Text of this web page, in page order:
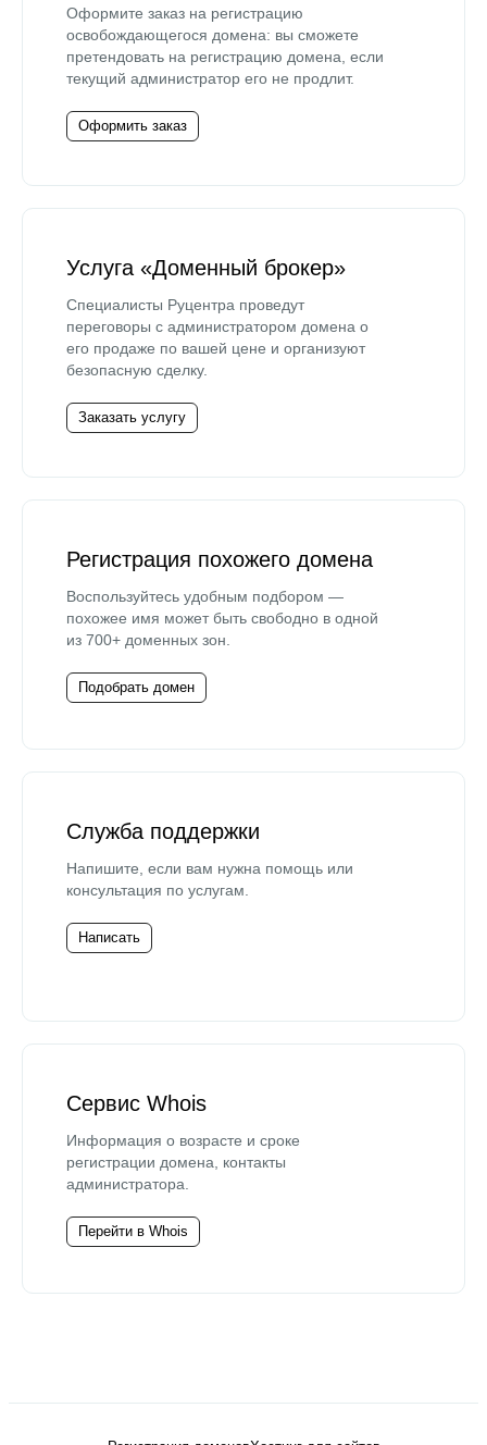
Оформите заказ на регистрацию
освобождающегося домена: вы сможете
претендовать на регистрацию домена, если
текущий администратор его не продлит.
Оформить заказ
Услуга «Доменный брокер»
Специалисты Руцентра проведут
переговоры с администратором домена о
его продаже по вашей цене и организуют
безопасную сделку.
Заказать услугу
Регистрация похожего домена
Воспользуйтесь удобным подбором —
похожее имя может быть свободно в одной
из 700+ доменных зон.
Подобрать домен
Служба поддержки
Напишите, если вам нужна помощь или
консультация по услугам.
Написать
Сервис Whois
Информация о возрасте и сроке
регистрации домена, контакты
администратора.
Перейти в Whois